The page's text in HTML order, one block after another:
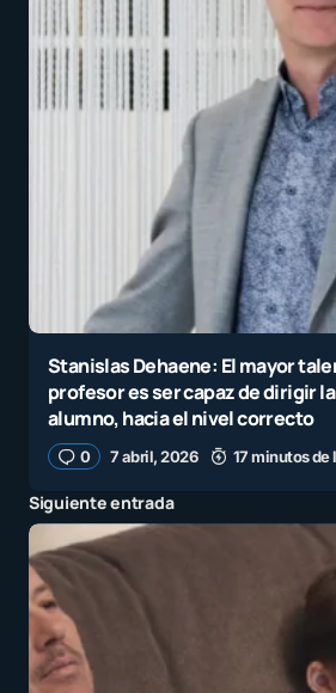
Stanislas Dehaene: El mayor
profesor es ser capaz de dirigir
alumno, hacia el nivel correcto
0 7 abril, 2026 17 minutos de
Siguiente entrada